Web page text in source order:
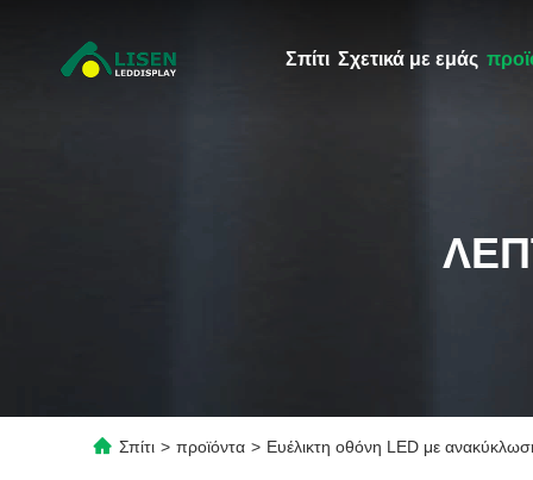
Σπίτι Σχετικά με εμάς
Σπίτι > προϊόντα > Ευέλικτη οθόνη LED με